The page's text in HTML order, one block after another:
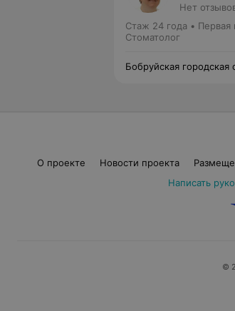
Нет
Стаж 24 года • Первая
Стоматолог
Бобруйская городская
О проекте Новости проекта
Написать
©